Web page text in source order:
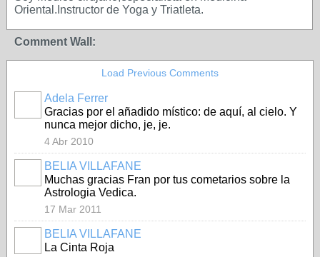
Oriental.Instructor de Yoga y Triatleta.
Comment Wall:
Load Previous Comments
Adela Ferrer
Gracias por el añadido místico: de aquí, al cielo. Y
nunca mejor dicho, je, je.
4 Abr 2010
BELIA VILLAFANE
Muchas gracias Fran por tus cometarios sobre la
Astrologia Vedica.
17 Mar 2011
BELIA VILLAFANE
La Cinta Roja